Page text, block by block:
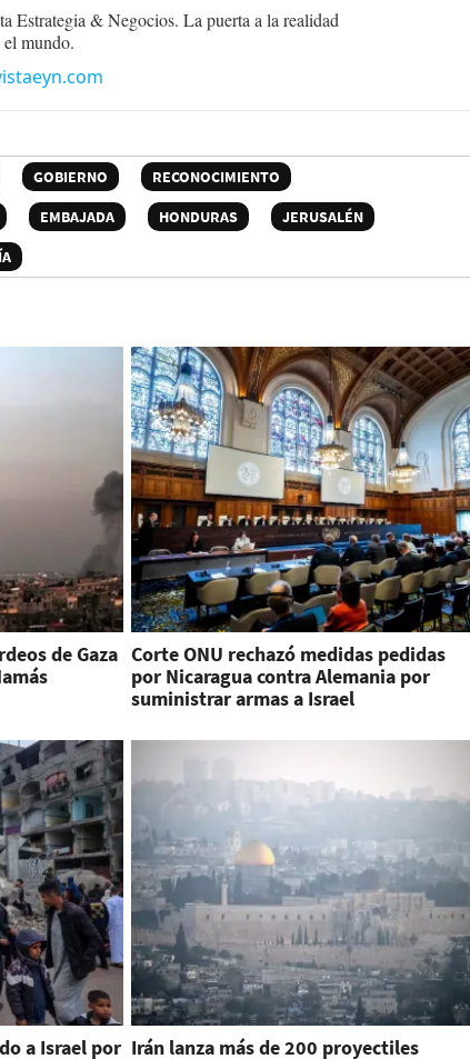
Estrategia & Negocios. La puerta a la realidad
el mundo.
GOBIERNO
RECONOCIMIENTO
EMBAJADA HONDURAS
JERUSALÉN
de Gaza Corte ONU rechazó medidas pedidas
por Nicaragua contra Alemania por
suministrar armas a Israel
a Israel por Irán lanza más de 200 proyectiles